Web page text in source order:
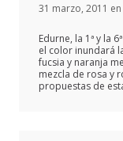
31 marzo, 2011
Edurne, la 1ª y la
el color inundará
fucsia y naranja
mezcla de rosa y
propuestas de